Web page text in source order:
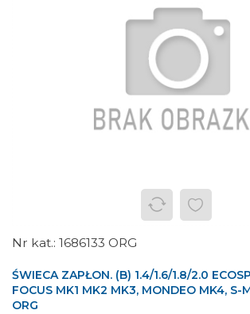
1686133 ORG
ŚWIECA ZAPŁON. (B) 1.4/1.6/1.8/2.0
FOCUS MK1 MK2 MK3, MONDEO MK4, S-
ORG